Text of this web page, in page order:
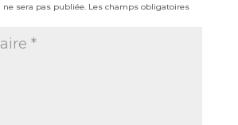
ne sera pas publiée. Les champs obligatoires